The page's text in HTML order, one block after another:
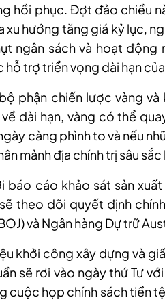
hồi phục. Đợt đảo chiều
xu hướng tăng giá kỷ lục,
ngân sách và hoạt động
trợ triển vọng dài hạn
phận chiến lược vàng
về dài hạn, vàng có thể
càng phình to và nếu
mảnh địa chính trị sâu sắc
báo cáo khảo sát sản
theo dõi quyết định
và Ngân hàng Dự trữ
khởi công xây dựng và
sẽ rơi vào ngày thứ Tư
cuộc họp chính sách tiền